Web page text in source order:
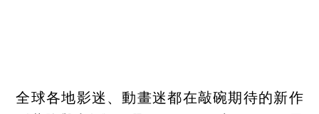
全球各地影迷、動畫迷都在敲碗期待的新作